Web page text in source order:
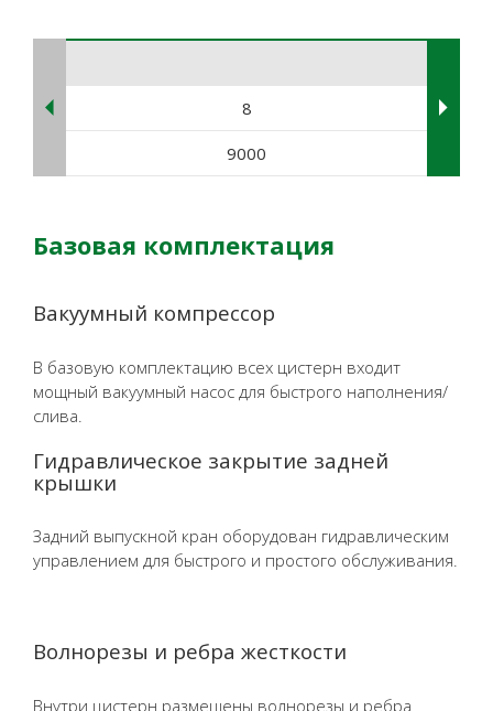
8
9000
Базовая комплектация
Вакуумный компрессор
В базовую комплектацию всех цистерн входит
мощный вакуумный насос для быстрого наполнения/
слива.
Гидравлическое закрытие задней
крышки
Задний выпускной кран оборудован гидравлическим
управлением для быстрого и простого обслуживания.
Волнорезы и ребра жесткости
Внутри цистерн размещены волнорезы и ребра